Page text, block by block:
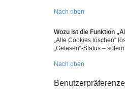
Nach oben
Wozu ist die Funktion
„Alle Cookies löschen“
„Gelesen“-Status –
Nach oben